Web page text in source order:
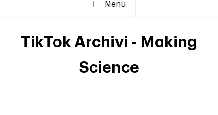
Menu
TikTok Archivi - Making
Science